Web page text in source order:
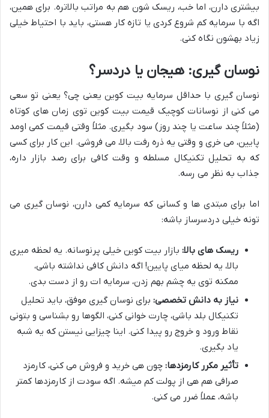
بیشتری دارن، اما خب، ریسک شون هم به مراتب بالاتره. برای همین،
اگه با سرمایه کم شروع کردی یا تازه کار هستی، باید با احتیاط خیلی
زیاد بهشون نگاه کنی.
نوسان گیری: هیجان یا دردسر؟
نوسان گیری با حداقل سرمایه بیت کوین یعنی چی؟ یعنی تو سعی
می کنی از نوسانات کوچیک قیمت بیت کوین توی زمان های کوتاه
(مثلاً چند ساعت یا چند روز) سود بگیری. مثلاً وقتی قیمت کمی اومد
پایین، می خری و وقتی یه ذره رفت بالا، می فروشی. این کار برای کسی
که به تحلیل تکنیکال مسلطه و وقت کافی برای رصد بازار داره،
جذاب به نظر می رسه.
اما برای مبتدی ها و کسانی که سرمایه کمی دارن، نوسان گیری می
تونه خیلی دردسرساز باشه:
ریسک های بالا: بازار بیت کوین خیلی پرنوسانه. یه لحظه میری
بالا، یه لحظه میای پایین! اگه دانش کافی نداشته باشی،
ممکنه توی یه چشم بهم زدن، سرمایه ات رو از دست بدی.
نیاز به دانش تخصصی: برای نوسان گیری موفق، باید تحلیل
تکنیکال بلد باشی، چارت خوانی کنی، الگوها رو بشناسی و بتونی
نقاط ورود و خروج رو پیدا کنی. اینا چیزایی نیستن که یه شبه
یاد بگیری.
تأثیر مکرر کارمزدها: چون هی خرید و فروش می کنی، کارمزد
صرافی هم هی از پولت کم میشه. اگه سودت از کارمزدها کمتر
باشه، عملاً ضرر می کنی.